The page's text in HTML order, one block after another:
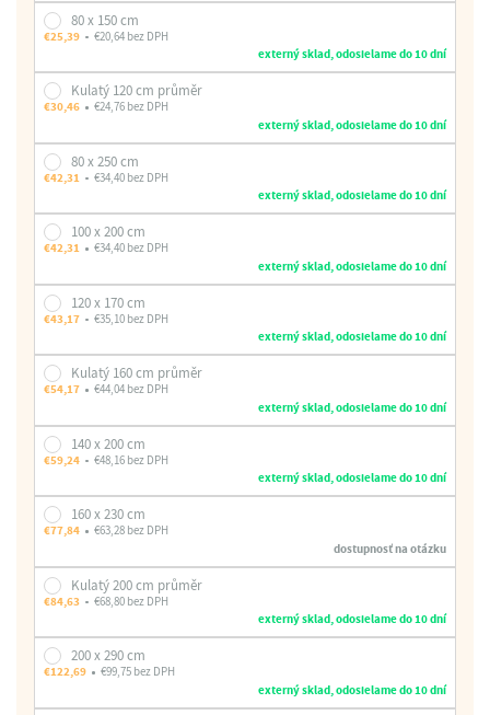
80 x 150 cm
€25,39
€20,64 bez DPH
externý sklad, odosielame do 10 dní
Kulatý 120 cm průměr
€30,46
€24,76 bez DPH
externý sklad, odosielame do 10 dní
80 x 250 cm
€42,31
€34,40 bez DPH
externý sklad, odosielame do 10 dní
100 x 200 cm
€42,31
€34,40 bez DPH
externý sklad, odosielame do 10 dní
120 x 170 cm
€43,17
€35,10 bez DPH
externý sklad, odosielame do 10 dní
Kulatý 160 cm průměr
€54,17
€44,04 bez DPH
externý sklad, odosielame do 10 dní
140 x 200 cm
€59,24
€48,16 bez DPH
externý sklad, odosielame do 10 dní
160 x 230 cm
€77,84
€63,28 bez DPH
dostupnosť na otázku
Kulatý 200 cm průměr
€84,63
€68,80 bez DPH
externý sklad, odosielame do 10 dní
200 x 290 cm
€122,69
€99,75 bez DPH
externý sklad, odosielame do 10 dní